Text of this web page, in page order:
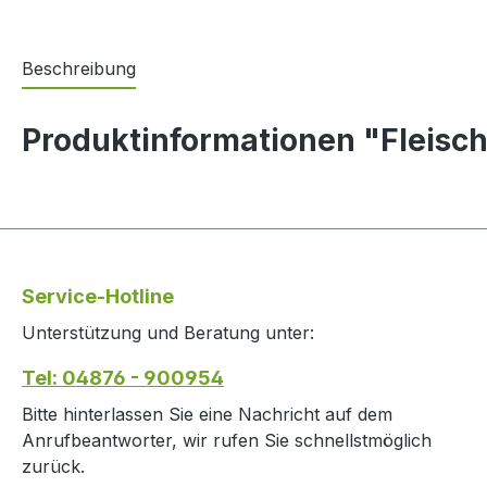
Beschreibung
Produktinformationen
Service-Hotline
Unterstützung und Beratung unter:
Tel: 04876 - 900954
Bitte hinterlassen Sie eine Nachricht auf dem
Anrufbeantworter, wir rufen Sie schnellstmöglich
zurück.